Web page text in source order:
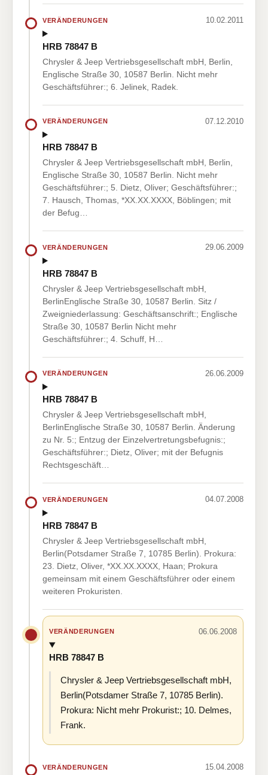
VERÄNDERUNGEN 10.02.2011
HRB 78847 B
Chrysler & Jeep Vertriebsgesellschaft mbH, Berlin,
Englische Straße 30, 10587 Berlin. Nicht mehr
Geschäftsführer:; 6. Jelinek, Radek.
VERÄNDERUNGEN 07.12.2010
HRB 78847 B
Chrysler & Jeep Vertriebsgesellschaft mbH, Berlin,
Englische Straße 30, 10587 Berlin. Nicht mehr
Geschäftsführer:; 5. Dietz, Oliver; Geschäftsführer:;
7. Hausch, Thomas, *XX.XX.XXXX, Böblingen; mit
der Befug…
VERÄNDERUNGEN 29.06.2009
HRB 78847 B
Chrysler & Jeep Vertriebsgesellschaft mbH,
BerlinEnglische Straße 30, 10587 Berlin. Sitz /
Zweigniederlassung: Geschäftsanschrift:; Englische
Straße 30, 10587 Berlin Nicht mehr
Geschäftsführer:; 4. Schuff, H…
VERÄNDERUNGEN 26.06.2009
HRB 78847 B
Chrysler & Jeep Vertriebsgesellschaft mbH,
BerlinEnglische Straße 30, 10587 Berlin. Änderung
zu Nr. 5:; Entzug der Einzelvertretungsbefugnis:;
Geschäftsführer:; Dietz, Oliver; mit der Befugnis
Rechtsgeschäft…
VERÄNDERUNGEN 04.07.2008
HRB 78847 B
Chrysler & Jeep Vertriebsgesellschaft mbH,
Berlin(Potsdamer Straße 7, 10785 Berlin). Prokura:
23. Dietz, Oliver, *XX.XX.XXXX, Haan; Prokura
gemeinsam mit einem Geschäftsführer oder einem
weiteren Prokuristen.
VERÄNDERUNGEN 06.06.2008
HRB 78847 B
Chrysler & Jeep Vertriebsgesellschaft mbH,
Berlin(Potsdamer Straße 7, 10785 Berlin).
Prokura: Nicht mehr Prokurist:; 10. Delmes,
Frank.
VERÄNDERUNGEN 15.04.2008